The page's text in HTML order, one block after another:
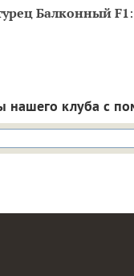
Балконный F1:
нашего клуба с